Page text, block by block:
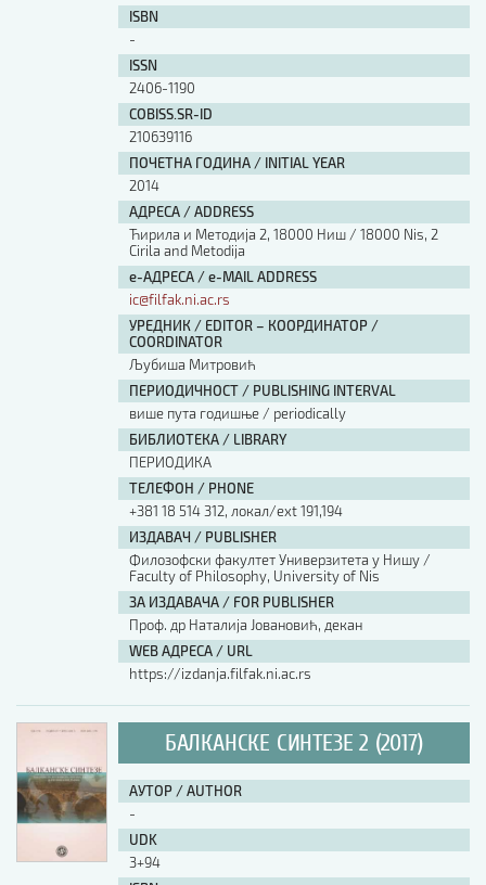
ISBN
-
ISSN
2406-1190
COBISS.SR-ID
210639116
ПОЧЕТНА ГОДИНА / INITIAL YEAR
2014
АДРЕСА / ADDRESS
Ћирила и Методија 2, 18000 Ниш / 18000 Nis, 2
Cirila and Metodija
е-АДРЕСА / e-MAIL ADDRESS
ic@filfak.ni.ac.rs
УРЕДНИК / EDITOR – КООРДИНАТОР /
COORDINATOR
Љубиша Митровић
ПЕРИОДИЧНОСТ / PUBLISHING INTERVAL
више пута годишње / periodically
БИБЛИОТЕКА / LIBRARY
ПЕРИОДИКА
ТЕЛЕФОН / PHONE
+381 18 514 312, локал/ext 191,194
ИЗДАВАЧ / PUBLISHER
Филозофски факултет Универзитета у Нишу /
Faculty of Philosophy, University of Nis
ЗА ИЗДАВАЧА / FOR PUBLISHER
Проф. др Наталија Јовановић, декан
WEB АДРЕСА / URL
https://izdanja.filfak.ni.ac.rs
БАЛКАНСКЕ СИНТЕЗЕ 2 (2017)
АУТОР / AUTHOR
-
UDK
3+94